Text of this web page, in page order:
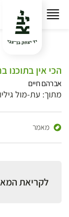
הכי אין בתוכנו
אברהם חיים
מתוך: עת-מול גיליון
מאמר
לקריאת